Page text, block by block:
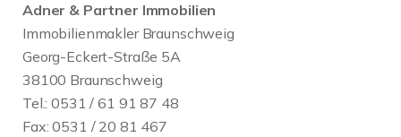
Adner & Partner Immobilien
Immobilienmakler Braunschweig
Georg-Eckert-Straße 5A
38100 Braunschweig
Tel.: 0531 / 61 91 87 48
Fax: 0531 / 20 81 467